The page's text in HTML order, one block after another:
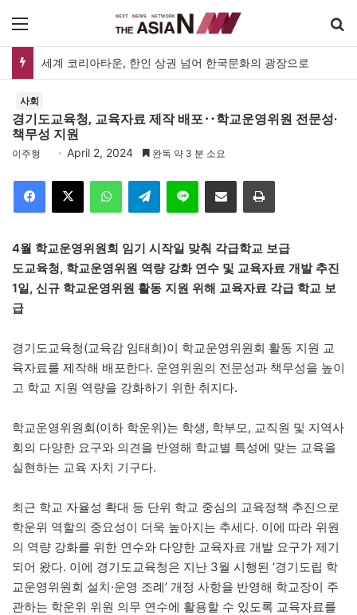
세계 코리아타운, 한인 상권 넘어 한국문화의 광장으로
사회
경기도교육청, 교육자료 제작 배포‥학교운영위원 전문성·
책무성 지원
이주형 April 2, 2024 완독 약 3 분 소요
Telegram 이메일
4월 학교운영위원회 임기 시작일 맞춰 각급학교 보급
도교육청, 학교운영위원 역량 강화 연수 및 교육자료 개발 추진
1일, 신규 학교운영위원 활동 지원 위해 교육자료 각급 학교 보
급
경기도교육청(교육감 임태희)이 학교운영위원회 활동 지원 교
육자료를 제작해 배포한다. 운영위원의 전문성과 책무성을 높이
고 학교 지원 역량을 강화하기 위한 취지다.
학교운영위원회(이하 학운위)는 학생, 학부모, 교직원 및 지역사
회의 다양한 요구와 의견을 반영해 학교별 특성에 맞는 교육을
실현하는 교육 자치 기구다.
최근 학교 자율성 확대 등 단위 학교 중심의 교육정책 추진으로
학운위 역할의 중요성이 더욱 높아지는 추세다. 이에 따라 위원
의 역량 강화를 위한 연수와 다양한 교육자료 개발 요구가 제기
되어 왔다. 이에 경기도교육청은 지난 3월 시행된 ‘경기도립 학
교운영위원회 설치·운영 조례’ 개정 사항을 반영해 학교장이 주
관하는 학운위 위원 의무 연수에 활용할 수 있도록 교육자료를